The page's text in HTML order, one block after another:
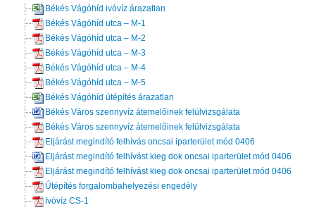
Békés Vágóhíd ivóvíz árazatlan
Békés Vágóhíd utca – M-1
Békés Vágóhíd utca – M-2
Békés Vágóhíd utca – M-3
Békés Vágóhíd utca – M-4
Békés Vágóhíd utca – M-5
Békés Vágóhíd útépítés árazatlan
Békés Város szennyvíz átemelőinek felülvizsgálata
Békés Város szennyvíz átemelőinek felülvizsgálata
Eljárást megindító felhívás oncsai iparterület mód 0406
Eljárást megindító felhívást kieg dok oncsai iparterület mód 0406
Eljárást megindító felhívást kieg dok oncsai iparterület mód 0406
Útépítés forgalombahelyezési engedély
Ivóvíz CS-1